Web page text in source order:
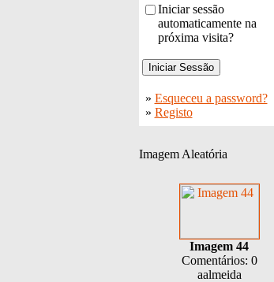
Iniciar sessão
automaticamente na
próxima visita?
» Esqueceu a password?
» Registo
Imagem Aleatória
Imagem 44
Comentários: 0
aalmeida